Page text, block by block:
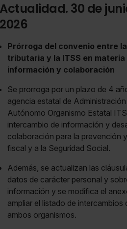
Actualidad. 30 de
2026
Prórroga del convenio entre
tributaria y la ITSS en
información y colaboración
Se prorroga por un plazo de 4
agencia estatal de
Autónomo Organismo Estatal
intercambio de información y
colaboración para la prevención
fiscal y a la Seguridad Social.
Además, se actualizan las
datos de carácter personal y
información y se modifica el
ampliar el listado de
ambos organismos.